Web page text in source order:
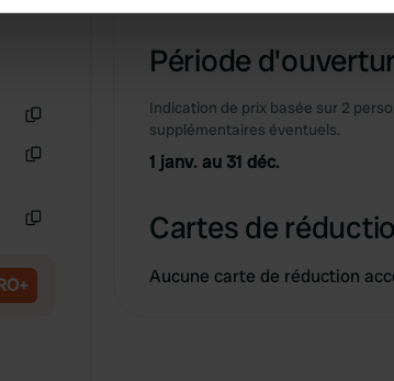
provide social media features and to analyse
media, advertising and analytics partners who
that they’ve collected from your use of their
Copie
Période
Indication de prix basée sur 2
supplémentaires éventuels.
1 janv. au 31 déc.
Cartes de
Aucune carte de réduction